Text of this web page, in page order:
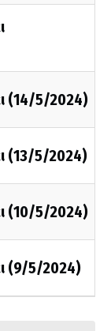
(14/5/2024)
(13/5/2024)
(10/5/2024)
(9/5/2024)